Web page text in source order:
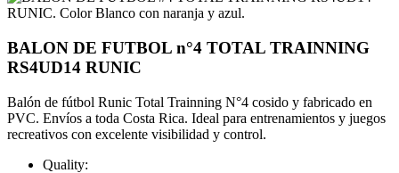
BALON DE FUTBOL n°4 TOTAL TRAINNING
RS4UD14 RUNIC
Balón de fútbol Runic Total Trainning N°4 cosido y fabricado en
PVC. Envíos a toda Costa Rica. Ideal para entrenamientos y juegos
recreativos con excelente visibilidad y control.
Quality: